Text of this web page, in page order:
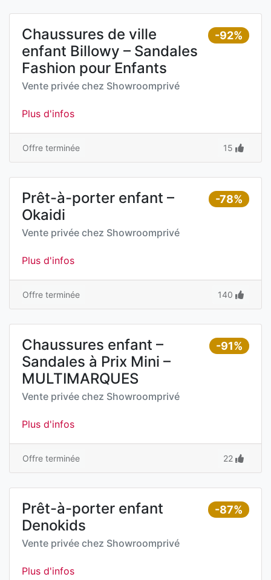
-92%
Chaussures de ville
enfant Billowy – Sandales
Fashion pour Enfants
Vente privée chez Showroomprivé
Plus d'infos
Offre terminée 15
-78%
Prêt-à-porter enfant –
Okaidi
Vente privée chez Showroomprivé
Plus d'infos
Offre terminée 140
-91%
Chaussures enfant –
Sandales à Prix Mini –
MULTIMARQUES
Vente privée chez Showroomprivé
Plus d'infos
Offre terminée 22
-87%
Prêt-à-porter enfant
Denokids
Vente privée chez Showroomprivé
Plus d'infos